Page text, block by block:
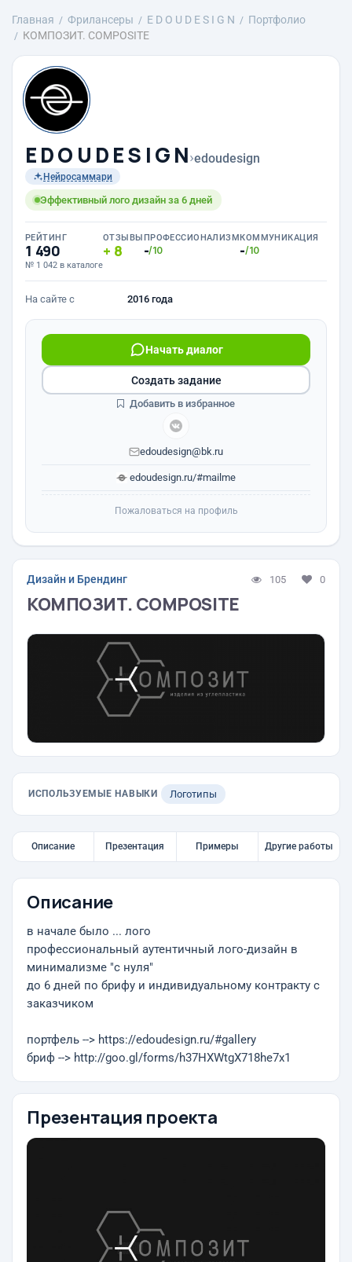
Главная Фрилансеры E D O U D E S I G N
Портфолио
КОМПОЗИТ. COMPOSITE
E D O U D E S I G N›edoudesign
Нейросаммари
Эффективный лого дизайн за 6 дней
РЕЙТИНГ
1 490
№ 1 042 в каталоге
ОТЗЫВЫ
8
ПРОФЕССИОНАЛИЗМ
-/10
КОММУНИКАЦИЯ
-/10
На сайте с 2016 года
Начать диалог
edoudesign@bk.ru
edoudesign.ru/#mailme
Создать задание
Добавить в избранное
Пожаловаться на профиль
Дизайн и Брендинг 105 0
КОМПОЗИТ. COMPOSITE
ИСПОЛЬЗУЕМЫЕ НАВЫКИ Логотипы
Описание Презентация Примеры Другие работы
Описание
в начале было ... лого
профессиональный аутентичный лого-дизайн в
минимализме "с нуля"
до 6 дней по брифу и индивидуальному контракту с
заказчиком
портфель --> https://edoudesign.ru/#gallery
бриф --> http://goo.gl/forms/h37HXWtgX718he7x1
Презентация проекта